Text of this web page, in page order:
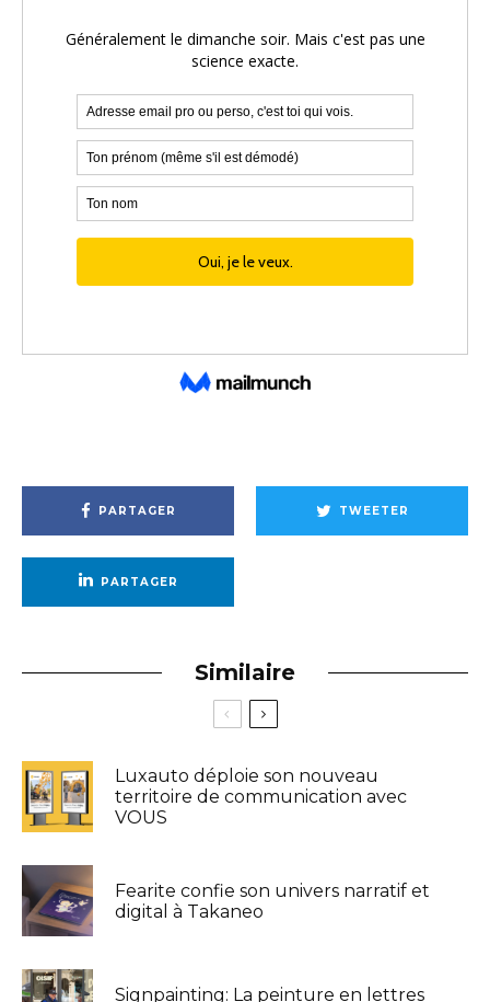
PARTAGER TWEETER
PARTAGER
Similaire
Luxauto déploie son nouveau
territoire de communication avec
VOUS
Fearite confie son univers narratif et
digital à Takaneo
Signpainting: La peinture en lettres